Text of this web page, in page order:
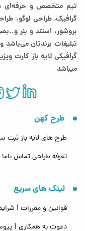
فضای سفید
QR Code
فونت فارسی حرفه‌ای
تصویرسازی اختصاصی
CTA واضح
ترکیب چاپ و نسخه
طراحی هماهنگ با
تفاوت
کاتالوگ
یکی از سوالات رایج
برای معرفی سریع
کاتالوگ
تیم متخصص و حرفه‌ای
گرافیک, طراحی لوگو،
بروشور، استند و بنر
تبلیغات برندتان
گرافیکی لایه باز کارت
میباشد
طرح کهن
طرح های لایه بازثبت
تعرفه طراحیتماس باما
لینک های سریع
قوانین و مقررات |
دعوت به همکاری |